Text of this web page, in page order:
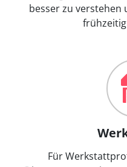
besser zu verstehen
Für